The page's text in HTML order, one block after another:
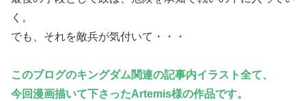
く。
でも、それを敵兵が気付いて・・・
このブログのキングダム関連の記事内イラスト全て、
今回漫画描いて下さったArtemis様の作品です。